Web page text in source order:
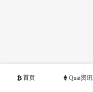
首页 Quai资讯